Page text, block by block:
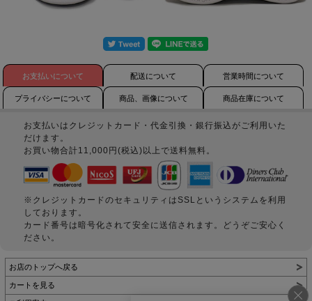
お支払いについて 配送について 営業時間について
プライバシーについて 商品、画像について 商品在庫について
お支払いはクレジットカード・代金引換・銀行振込がご利用いた
だけます。
お買い物合計11,000円(税込)以上で送料無料。
※クレジットカードのセキュリティはSSLというシステムを利用
しております。
カード番号は暗号化されて安全に送信されます。どうぞご安心く
ださい。
お店のトップへ戻る
カートを見る